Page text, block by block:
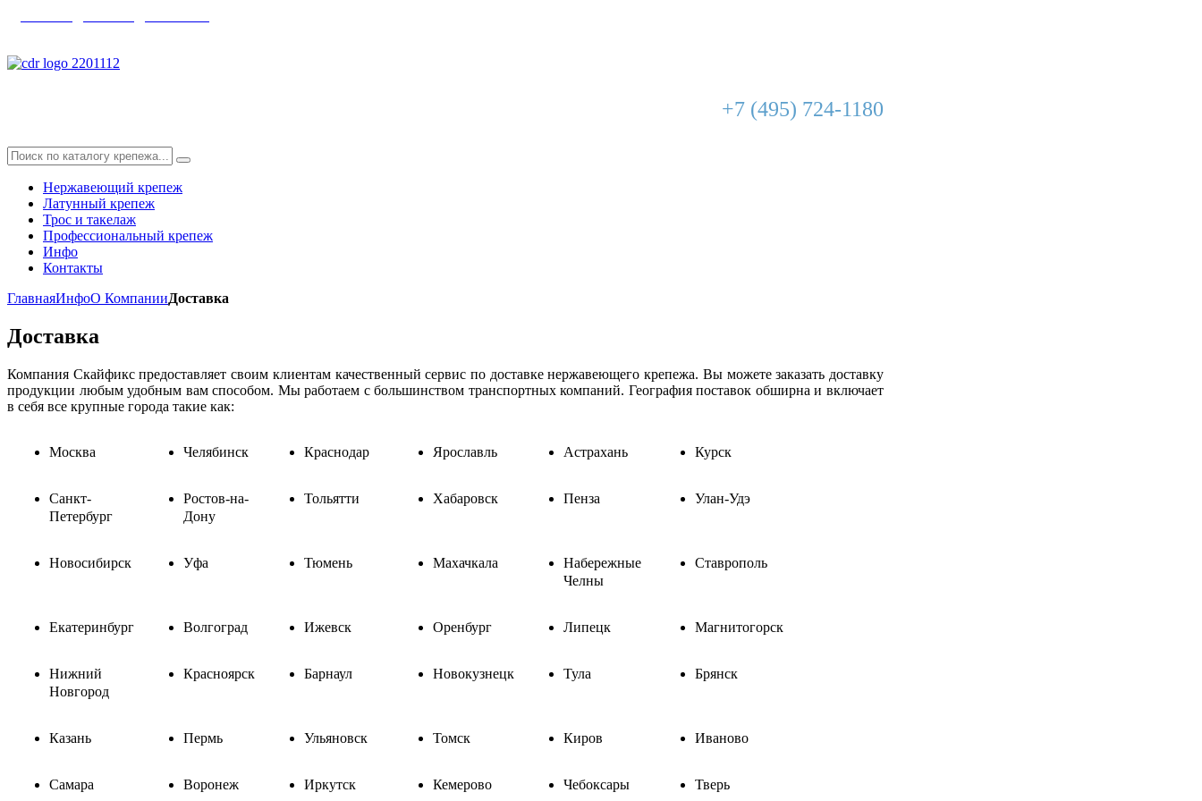
+7 (495) 724-1180
Нержавеющий крепеж
Латунный крепеж
Трос и такелаж
Профессиональный крепеж
Инфо
Контакты
ГлавнаяИнфоO КомпанииДоставка
Доставка
Компания Скайфикс предоставляет своим клиентам качественный сервис по доставке нержавеющего крепежа. Вы можете заказать доставку
продукции любым удобным вам способом. Мы работаем с большинством транспортных компаний. География поставок обширна и включает
в себя все крупные города такие как:
Москва Челябинск Краснодар Ярославль Астрахань Курск
Санкт-
Петербург
Ростов-на-
Дону
Тольятти Хабаровск Пенза Улан-Удэ
Новосибирск Уфа Тюмень Махачкала
Набережные
Челны
Ставрополь
Екатеринбург Волгоград Ижевск Оренбург Липецк Магнитогорск
Нижний
Новгород
Красноярск Барнаул Новокузнецк Тула Брянск
Казань Пермь Ульяновск Томск Киров Иваново
Самара Воронеж Иркутск Кемерово Чебоксары Тверь